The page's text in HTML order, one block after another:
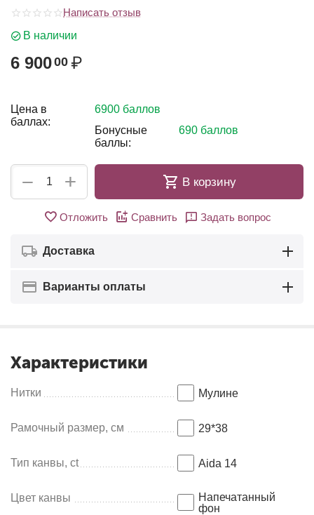
Написать отзыв
В наличии
6 90000 ₽
Цена в
баллах:
6900 баллов
Бонусные
баллы:
690 баллов
+
− В корзину
Отложить Сравнить Задать вопрос
Доставка
Варианты оплаты
Характеристики
Нитки Мулинe
Рамочный размер, см 29*38
Тип канвы, ct Aida 14
Цвет канвы
Напечатанный
фон